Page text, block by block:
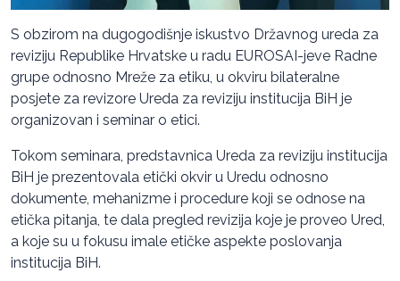
S obzirom na dugogodišnje iskustvo Državnog ureda za
reviziju Republike Hrvatske u radu EUROSAI-jeve Radne
grupe odnosno Mreže za etiku, u okviru bilateralne
posjete za revizore Ureda za reviziju institucija BiH je
organizovan i seminar o etici.
Tokom seminara, predstavnica Ureda za reviziju institucija
BiH je prezentovala etički okvir u Uredu odnosno
dokumente, mehanizme i procedure koji se odnose na
etička pitanja, te dala pregled revizija koje je proveo Ured,
a koje su u fokusu imale etičke aspekte poslovanja
institucija BiH.